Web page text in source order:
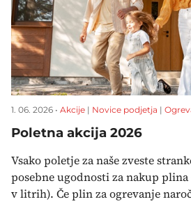
1. 06. 2026 • Akcije | Novice podjetja |
Poletna akcija 2026
Vsako poletje za naše zveste
posebne ugodnosti za nakup
v litrih). Če plin za ogrevanje